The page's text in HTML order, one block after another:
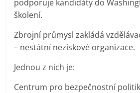
podporuje kandidáty do
školení.
Zbrojní průmysl zakládá
– nestátní neziskové organizace.
Jednou z nich je:
Centrum pro bezpečnostní